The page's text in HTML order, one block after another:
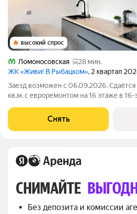
высокий спрос
Ломоносовская
28 мин.
ЖК «Живи! В Рыбацком», 2 квартал
Заезд возможен с 06.09.2026.
кв.м. с евроремонтом на 16 этаже в
Холодильник Микроволновка Дом - кирпичный. В подъезде 2
лифта - 1
Снять
СНИМАЙТЕ
Без депозита и комиссии